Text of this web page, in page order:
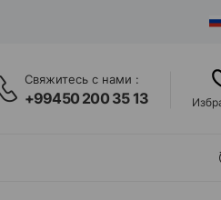
Свяжитесь с нами :
+99450 200 35 13